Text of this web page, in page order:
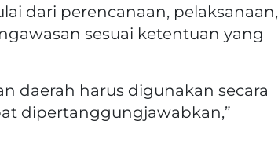
dari perencanaan, pelaksanaan,
sesuai ketentuan yang
daerah harus digunakan secara
dipertanggungjawabkan,”